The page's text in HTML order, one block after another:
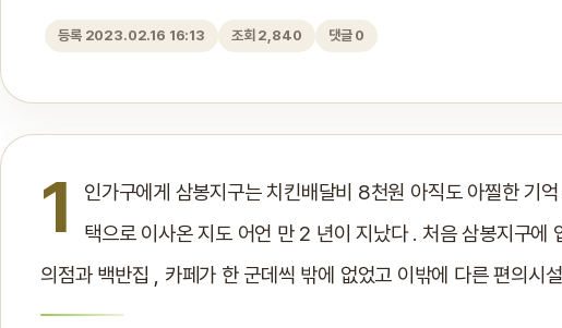
등록 2023.02.16 16:13 조회 2,840 댓글 0
1
인가구에게 삼봉지구는 치킨배달비 8천원 아직도 아찔한 기
택으로 이사온 지도 어언 만 2 년이 지났다 . 처음 삼봉지구에
의점과 백반집 , 카페가 한 군데씩 밖에 없었고 이밖에 다른 편의시